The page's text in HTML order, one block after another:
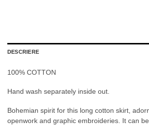
DESCRIERE
100% COTTON
Hand wash separately inside out.
Bohemian spirit for this long cotton skirt,
openwork and graphic embroideries. It can